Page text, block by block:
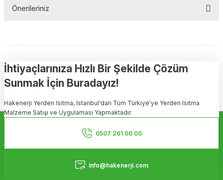
Önerileriniz
Görüş ve önerileriniz için teşekkür ederiz.
Ürün resmi kalitesiz, bozuk veya görüntülenemiyor.
Ürün açıklamasında eksik bilgiler bulunuyor.
Ürün bilgilerinde hatalar bulunuyor.
Ürün fiyatı diğer sitelerden daha pahalı.
Bu ürüne benzer farklı alternatifler olmalı.
İhtiyaçlarınıza Hızlı Bir Şekilde Çözüm
Sunmak İçin Buradayız!
Hakenerji Yerden Isıtma, İstanbul'dan Tüm Türkiye'ye Yerden Isıtma
Malzeme Satışı ve Uygulaması Yapmaktadır.
0507 261 00 00
info@hakenerji.com